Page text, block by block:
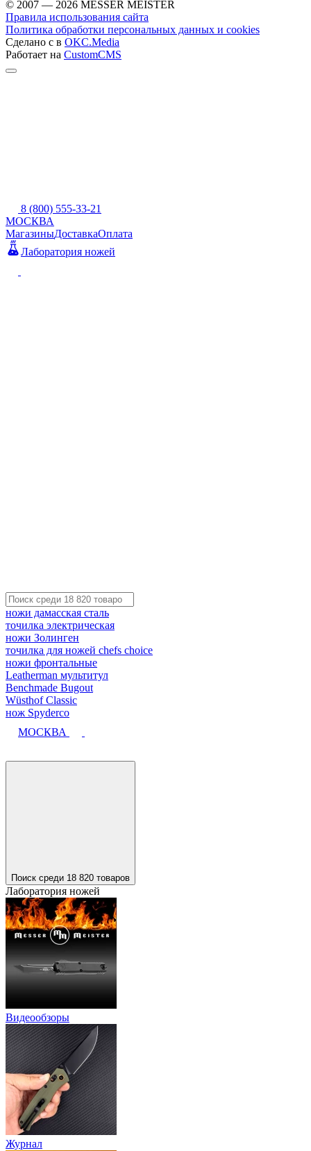
© 2007 — 2026 MESSER MEISTER
Правила использования сайта
Политика обработки персональных данных и cookies
Сделано с в OKC.Media
Работает на CustomCMS
8 (800) 555-33-21
МОСКВА
МагазиныДоставкаОплата
Лаборатория ножей
ножи дамасская сталь
точилка электрическая
ножи Золинген
точилка для ножей chefs choice
ножи фронтальные
Leatherman мультитул
Benchmade Bugout
Wüsthof Classic
нож Spyderco
МОСКВА
Поиск среди 18 820 товаров
Лаборатория ножей
Видеообзоры
Журнал